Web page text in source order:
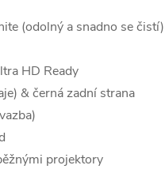
(odolný a snadno se čistí)
HD Ready
& černá zadní strana
projektory